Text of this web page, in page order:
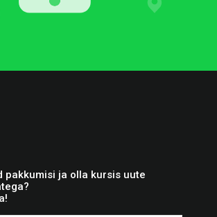
pakkumisi ja olla kursis uute